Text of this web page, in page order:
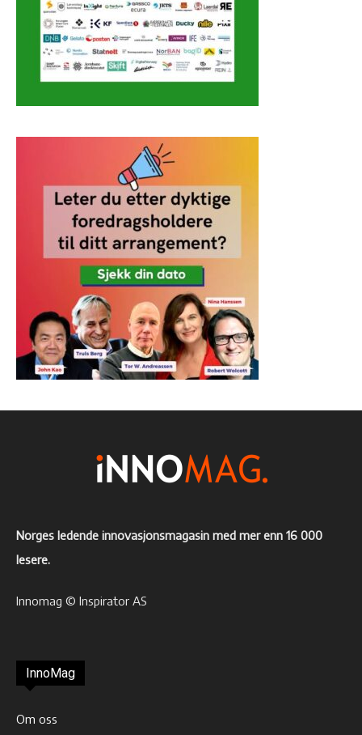
Norges ledende innovasjonsmagasin med mer enn 16 000
lesere.
Innomag © Inspirator AS
InnoMag
Om oss